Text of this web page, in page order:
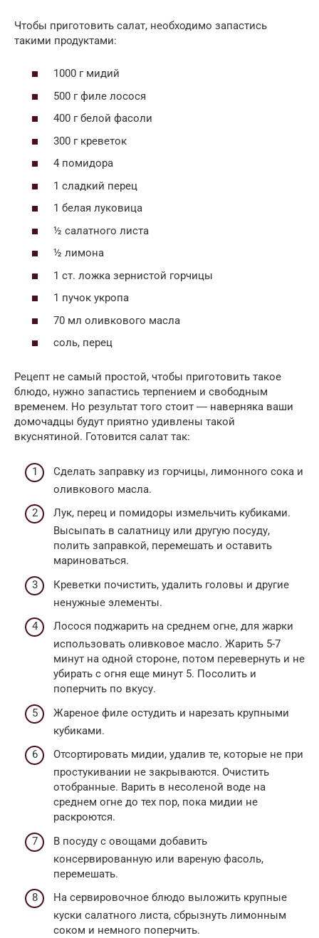
Чтобы приготовить салат, необходимо запастись
такими продуктами:
1000 г мидий
500 г филе лосося
400 г белой фасоли
300 г креветок
4 помидора
1 сладкий перец
1 белая луковица
½ салатного листа
½ лимона
1 ст. ложка зернистой горчицы
1 пучок укропа
70 мл оливкового масла
соль, перец
Рецепт не самый простой, чтобы приготовить такое
блюдо, нужно запастись терпением и свободным
временем. Но результат того стоит ― наверняка ваши
домочадцы будут приятно удивлены такой
вкуснятиной. Готовится салат так:
Сделать заправку из горчицы, лимонного сока и
оливкового масла.
Лук, перец и помидоры измельчить кубиками.
Высыпать в салатницу или другую посуду,
полить заправкой, перемешать и оставить
мариноваться.
Креветки почистить, удалить головы и другие
ненужные элементы.
Лосося поджарить на среднем огне, для жарки
использовать оливковое масло. Жарить 5-7
минут на одной стороне, потом перевернуть и не
убирать с огня еще минут 5. Посолить и
поперчить по вкусу.
Жареное филе остудить и нарезать крупными
кубиками.
Отсортировать мидии, удалив те, которые не при
простукивании не закрываются. Очистить
отобранные. Варить в несоленой воде на
среднем огне до тех пор, пока мидии не
раскроются.
В посуду с овощами добавить
консервированную или вареную фасоль,
перемешать.
На сервировочное блюдо выложить крупные
куски салатного листа, сбрызнуть лимонным
соком и немного поперчить.